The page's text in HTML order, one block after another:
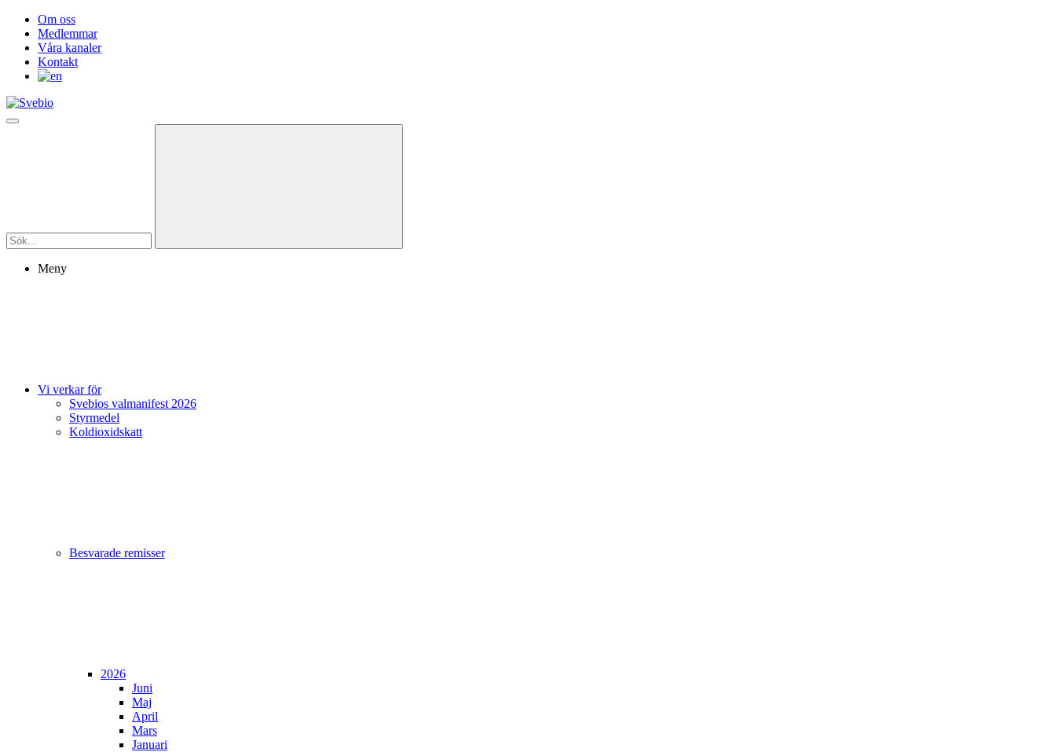
Om oss
Medlemmar
Våra kanaler
Kontakt
Meny
Vi verkar för
Svebios valmanifest 2026
Styrmedel
Koldioxidskatt
Besvarade remisser
2026
Juni
Maj
April
Mars
Januari